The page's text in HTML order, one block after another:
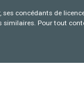
concédants de
Pour tout